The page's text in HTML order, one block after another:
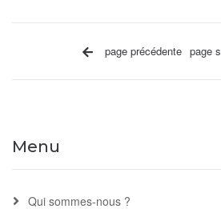
page précédente page
Menu
Qui sommes-nous ?